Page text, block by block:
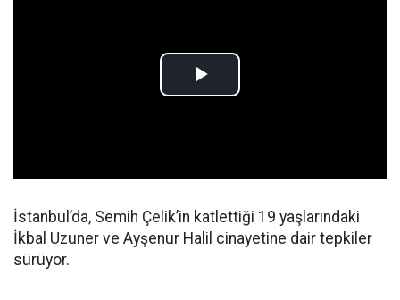
İstanbul’da, Semih Çelik’in katlettiği 19 yaşlarındaki
İkbal Uzuner ve Ayşenur Halil cinayetine dair tepkiler
sürüyor.